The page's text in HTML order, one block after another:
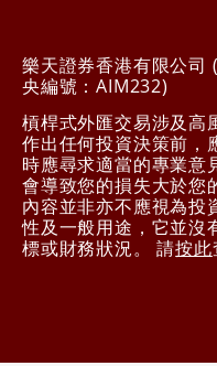
樂天證券香港有限公司
央編號：AIM232)
槓桿式外匯交易涉及高
作出任何投資決策前，
時應尋求適當的專業意
會導致您的損失大於您
內容並非亦不應視為投
性及一般用途，它並沒
標或財務狀況。 請按此